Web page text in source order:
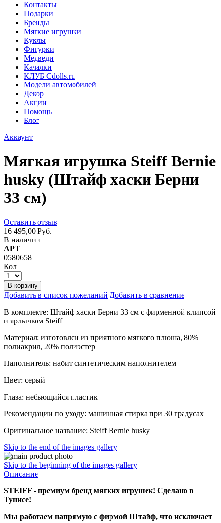
Контакты
Подарки
Бренды
Мягкие игрушки
Куклы
Фигурки
Медведи
Качалки
КЛУБ Cdolls.ru
Модели автомобилей
Декор
Акции
Помощь
Блог
Аккаунт
Мягкая игрушка Steiff Bernie
husky (Штайф хаски Берни
33 см)
Оставить отзыв
16 495,00 Руб.
В наличии
АРТ
0580658
Кол
В корзину
Добавить в список пожеланий Добавить в сравнение
В комплекте: Штайф хаски Берни 33 см с фирменной клипсой
и ярлычком Steiff
Материал: изготовлен из приятного мягкого плюша, 80%
полиакрил, 20% полиэстер
Наполнитель: набит синтетическим наполнителем
Цвет: серый
Глаза: небьющийся пластик
Рекомендации по уходу: машинная стирка при 30 градусах
Оригинальное название: Steiff Bernie husky
Skip to the end of the images gallery
Skip to the beginning of the images gallery
Описание
STEIFF - премиум бренд мягких игрушек! Сделано в
Тунисе!
Мы работаем напрямую с фирмой Штайф, что исключает